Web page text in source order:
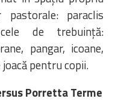
pastorale: paraclis
de trebuinţă:
pangar, icoane,
pentru copii.
Porretta Terme